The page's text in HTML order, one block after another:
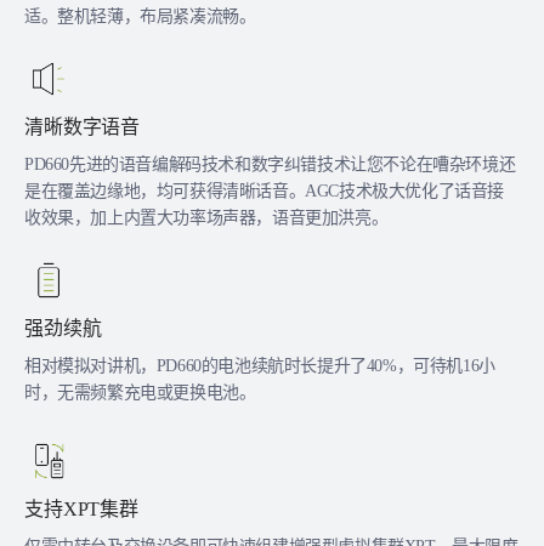
适。整机轻薄，布局紧凑流畅。
清晰数字语音
PD660先进的语音编解码技术和数字纠错技术让您不论在嘈杂环境还
是在覆盖边缘地，均可获得清晰话音。AGC技术极大优化了话音接
收效果，加上内置大功率场声器，语音更加洪亮。
强劲续航
相对模拟对讲机，PD660的电池续航时长提升了40%，可待机16小
时，无需频繁充电或更换电池。
支持XPT集群